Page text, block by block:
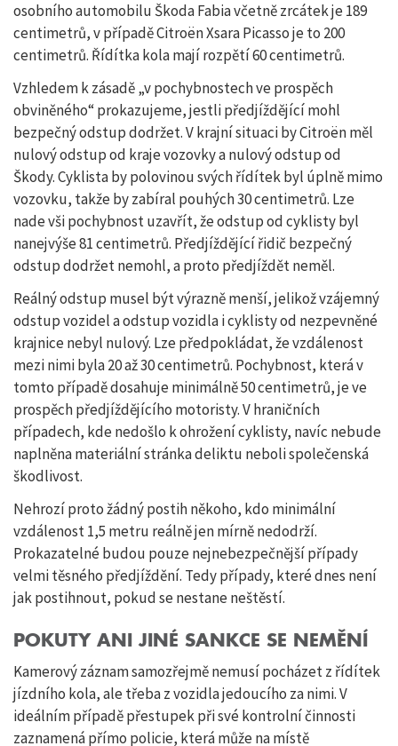
osobního automobilu Škoda Fabia včetně zrcátek je 189
centimetrů, v případě Citroën Xsara Picasso je to 200
centimetrů. Řídítka kola mají rozpětí 60 centimetrů.
Vzhledem k zásadě „v pochybnostech ve prospěch
obviněného“ prokazujeme, jestli předjíždějící mohl
bezpečný odstup dodržet. V krajní situaci by Citroën měl
nulový odstup od kraje vozovky a nulový odstup od
Škody. Cyklista by polovinou svých řídítek byl úplně mimo
vozovku, takže by zabíral pouhých 30 centimetrů. Lze
nade vši pochybnost uzavřít, že odstup od cyklisty byl
nanejvýše 81 centimetrů. Předjíždějící řidič bezpečný
odstup dodržet nemohl, a proto předjíždět neměl.
Reálný odstup musel být výrazně menší, jelikož vzájemný
odstup vozidel a odstup vozidla i cyklisty od nezpevněné
krajnice nebyl nulový. Lze předpokládat, že vzdálenost
mezi nimi byla 20 až 30 centimetrů. Pochybnost, která v
tomto případě dosahuje minimálně 50 centimetrů, je ve
prospěch předjíždějícího motoristy. V hraničních
případech, kde nedošlo k ohrožení cyklisty, navíc nebude
naplněna materiální stránka deliktu neboli společenská
škodlivost.
Nehrozí proto žádný postih někoho, kdo minimální
vzdálenost 1,5 metru reálně jen mírně nedodrží.
Prokazatelné budou pouze nejnebezpečnější případy
velmi těsného předjíždění. Tedy případy, které dnes není
jak postihnout, pokud se nestane neštěstí.
POKUTY ANI JINÉ SANKCE SE NEMĚNÍ
Kamerový záznam samozřejmě nemusí pocházet z řídítek
jízdního kola, ale třeba z vozidla jedoucího za nimi. V
ideálním případě přestupek při své kontrolní činnosti
zaznamená přímo policie, která může na místě